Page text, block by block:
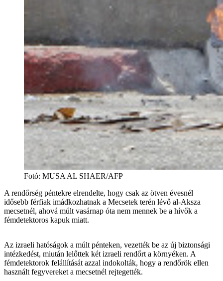
Fotó: MUSA AL SHAER/AFP
A rendőrség péntekre elrendelte, hogy csak az ötven évesnél
idősebb férfiak imádkozhatnak a Mecsetek terén lévő al-Aksza
mecsetnél, ahová múlt vasárnap óta nem mennek be a hívők a
fémdetektoros kapuk miatt.
Az izraeli hatóságok a múlt pénteken, vezették be az új biztonsági
intézkedést, miután lelőttek két izraeli rendőrt a környéken. A
fémdetektorok felállítását azzal indokolták, hogy a rendőrök ellen
használt fegyvereket a mecsetnél rejtegették.